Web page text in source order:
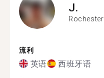
J.
Rochester
流利
英语 西班牙语